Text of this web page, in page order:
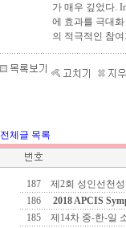
가 매우 깊었다.
에 효과를 극대
의 적극적인 참
전체글 목록
187
제2회 성인선천성
186
2018 APCIS
185
제14차 중-한-일